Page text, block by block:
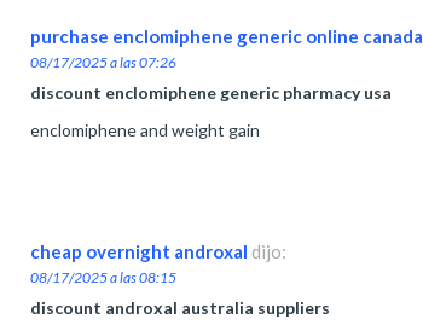
purchase enclomiphene generic online canada
08/17/2025 a las 07:26
discount enclomiphene generic pharmacy usa
enclomiphene and weight gain
cheap overnight androxal dijo:
08/17/2025 a las 08:15
discount androxal australia suppliers